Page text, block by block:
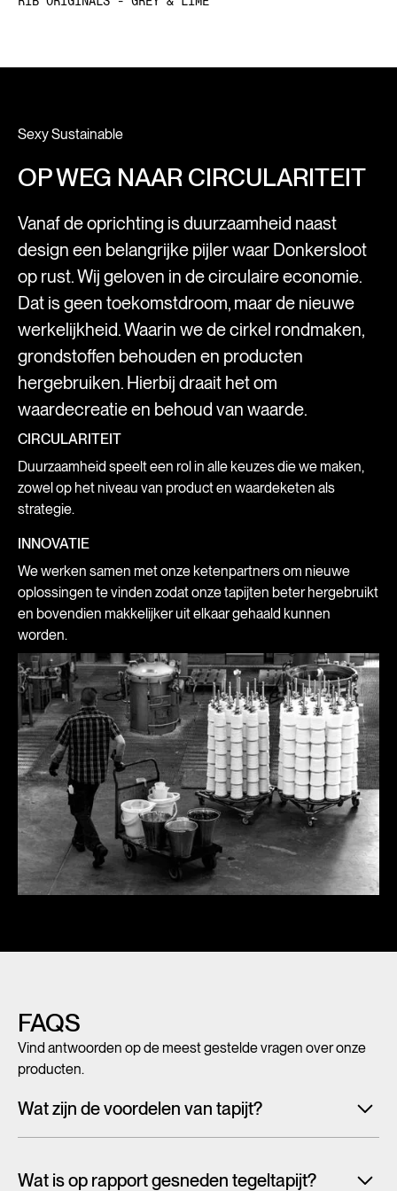
Sexy Sustainable
OP WEG NAAR CIRCULARITEIT
Vanaf de oprichting is duurzaamheid naast
design een belangrijke pijler waar Donkersloot
op rust. Wij geloven in de circulaire economie.
Dat is geen toekomstdroom, maar de nieuwe
werkelijkheid. Waarin we de cirkel rondmaken,
grondstoffen behouden en producten
hergebruiken. Hierbij draait het om
waardecreatie en behoud van waarde.
CIRCULARITEIT
Duurzaamheid speelt een rol in alle keuzes die we maken,
zowel op het niveau van product en waardeketen als
strategie.
INNOVATIE
We werken samen met onze ketenpartners om nieuwe
oplossingen te vinden zodat onze tapijten beter hergebruikt
en bovendien makkelijker uit elkaar gehaald kunnen
worden.
FAQS
Vind antwoorden op de meest gestelde vragen over onze
producten.
Wat zijn de voordelen van tapijt?
Wat is op rapport gesneden tegeltapijt?